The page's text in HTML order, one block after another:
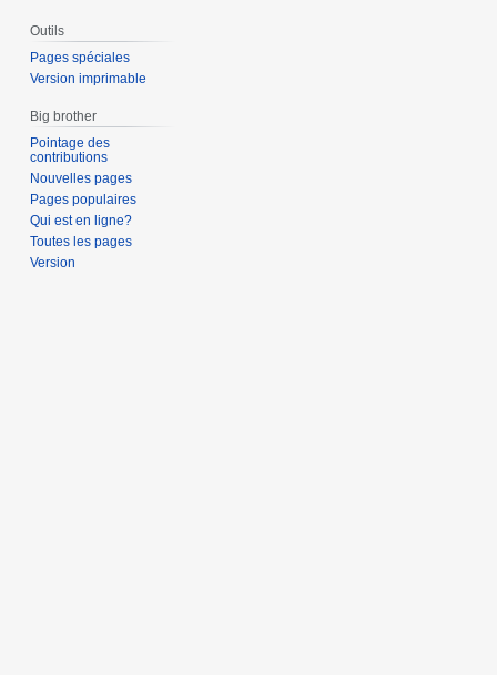
Outils
Pages spéciales
Version imprimable
Big brother
Pointage des
contributions
Nouvelles pages
Pages populaires
Qui est en ligne?
Toutes les pages
Version